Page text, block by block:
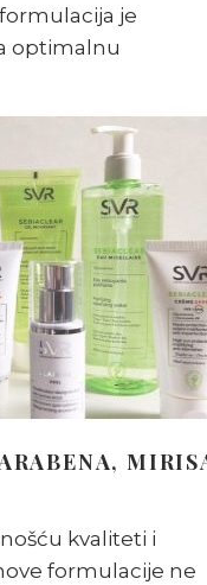
je
optimalnu
kvaliteti i
formulacije ne